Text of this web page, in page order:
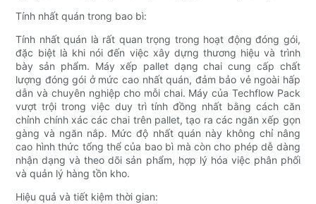
Tính nhất quán trong bao bì:
Tính nhất quán là rất quan trọng trong hoạt động đóng gói,
đặc biệt là khi nói đến việc xây dựng thương hiệu và trình
bày sản phẩm. Máy xếp pallet dạng chai cung cấp chất
lượng đóng gói ở mức cao nhất quán, đảm bảo vẻ ngoài hấp
dẫn và chuyên nghiệp cho mỗi chai. Máy của Techflow Pack
vượt trội trong việc duy trì tính đồng nhất bằng cách căn
chỉnh chính xác các chai trên pallet, tạo ra các ngăn xếp gọn
gàng và ngăn nắp. Mức độ nhất quán này không chỉ nâng
cao hình thức tổng thể của bao bì mà còn cho phép dễ dàng
nhận dạng và theo dõi sản phẩm, hợp lý hóa việc phân phối
và quản lý hàng tồn kho.
Hiệu quả và tiết kiệm thời gian: